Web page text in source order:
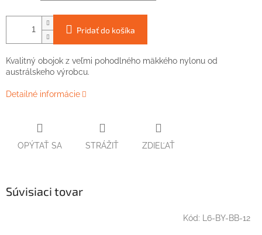
Pridať do košíka
Kvalitný obojok z veľmi pohodlného mäkkého nylonu od
austrálskeho výrobcu.
Detailné informácie
OPÝTAŤ SA STRÁŽIŤ ZDIEĽAŤ
Súvisiaci tovar
Kód: L6-BY-BB-12